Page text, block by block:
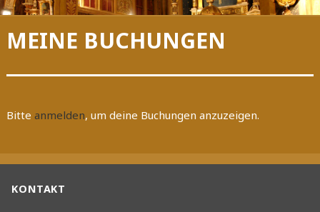
MEINE BUCHUNGEN
Bitte anmelden, um deine Buchungen anzuzeigen.
KONTAKT